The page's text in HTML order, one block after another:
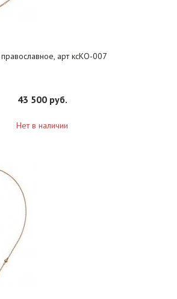
арт ксКО-007
43 500 руб.
Нет в наличии